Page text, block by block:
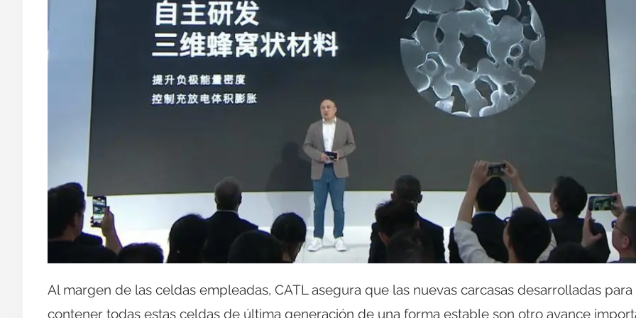
Al margen de las celdas empleadas, CATL asegura que las nuevas carcasas desarrolladas para
contener todas estas celdas de última generación de una forma estable son otro avance